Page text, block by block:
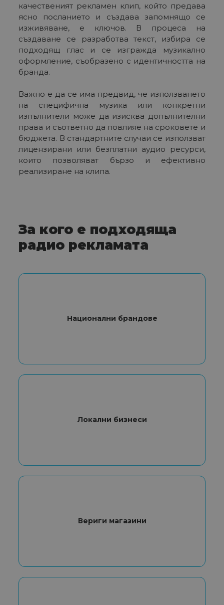
качественият рекламен клип, който предава
ясно посланието и създава запомнящо се
изживяване, е ключов. В процеса на
създаване се разработва текст, избира се
подходящ глас и се изгражда музикално
оформление, съобразено с идентичността на
бранда.
Важно е да се има предвид, че използването
на специфична музика или конкретни
изпълнители може да изисква допълнителни
права и съответно да повлияе на сроковете и
бюджета. В стандартните случаи се използват
лицензирани или безплатни аудио ресурси,
които позволяват бързо и ефективно
реализиране на клипа.
За кого е подходяща
радио рекламата
Национални брандове
Локални бизнеси
Вериги магазини